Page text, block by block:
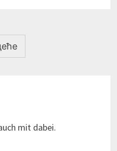
mit dabei.